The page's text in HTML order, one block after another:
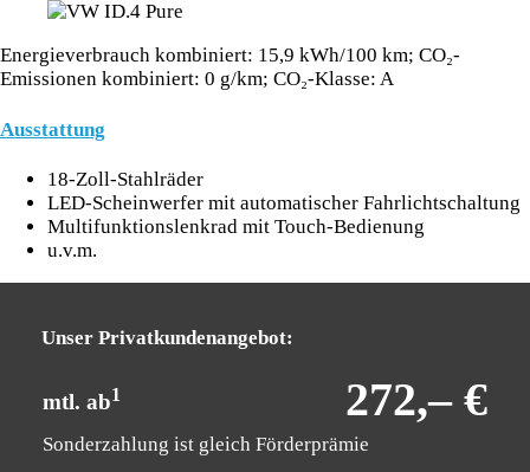
Energieverbrauch kombiniert: 15,9 kWh/100 km; CO₂-
Emissionen kombiniert: 0 g/km; CO₂-Klasse: A
Ausstattung
18-Zoll-Stahlräder
LED-Scheinwerfer mit automatischer Fahrlichtschaltung
Multifunktionslenkrad mit Touch-Bedienung
u.v.m.
Unser Privatkundenangebot:
mtl. ab1 272,– €
Sonderzahlung ist gleich Förderprämie